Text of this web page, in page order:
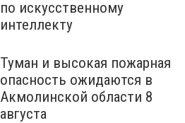
по искусственному
интеллекту
Туман и высокая пожарная
опасность ожидаются в
Акмолинской области 8
августа